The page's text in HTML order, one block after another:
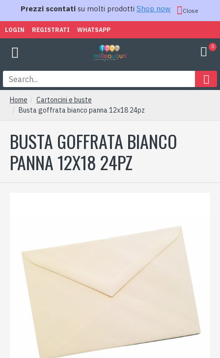
Prezzi scontati su molti prodotti Shop now Close
LOGIN REGISTRATI WHATSAPP
0
Home
Cartoncini e buste
Busta goffrata bianco panna 12x18 24pz
BUSTA GOFFRATA BIANCO
PANNA 12X18 24PZ